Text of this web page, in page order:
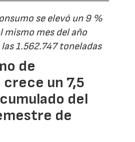
se elevó un 9 %
mismo mes del año
1.562.747 toneladas
de
un 7,5
del
de